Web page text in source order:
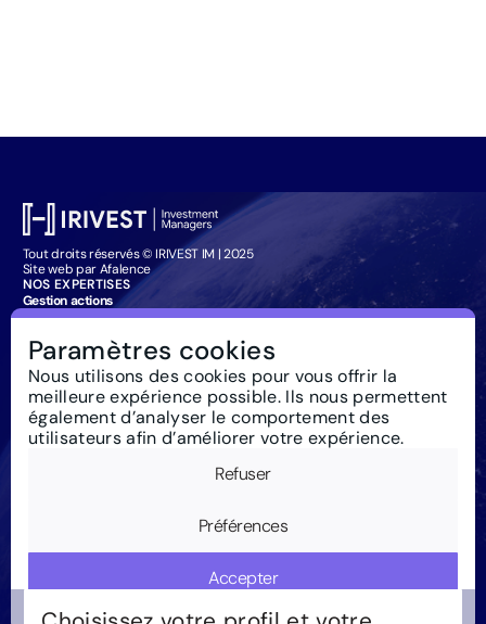
Tout droits réservés © IRIVEST IM | 2025
Site web par Afalence
NOS EXPERTISES
Gestion actions
Gestion obligataire
Particuliers : souscription
IRIVEST IM
À propos
Investissement responsable
Actualités
Règlementation
Nous contacter
Paramètres cookies
Nous utilisons des cookies pour vous offrir la
meilleure expérience possible. Ils nous permettent
également d’analyser le comportement des
utilisateurs afin d’améliorer votre expérience.
Refuser
Préférences
Accepter